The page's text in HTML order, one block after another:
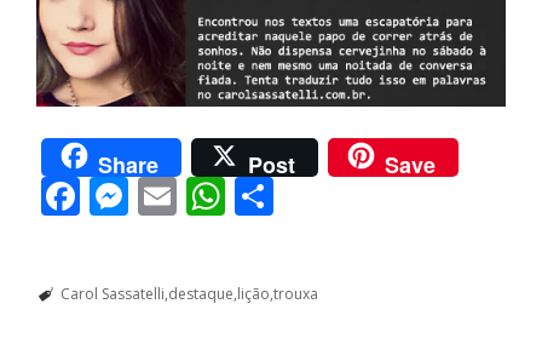
Share Post Save
F
e
b
M
ss
e
E
l
W
at
s e
Carol Sassatelli destaque lição trouxa